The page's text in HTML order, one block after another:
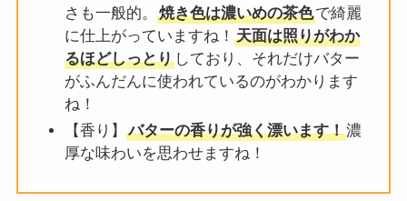
さも一般的。
焼き色は濃いめの茶色で綺麗
に仕上がっていますね！ 天面は照りがわか
るほどしっとりしており、それだけバター
がふんだんに使われているのがわかります
ね！
【香り】
バターの香りが強く漂います！濃
厚な味わいを思わせますね！